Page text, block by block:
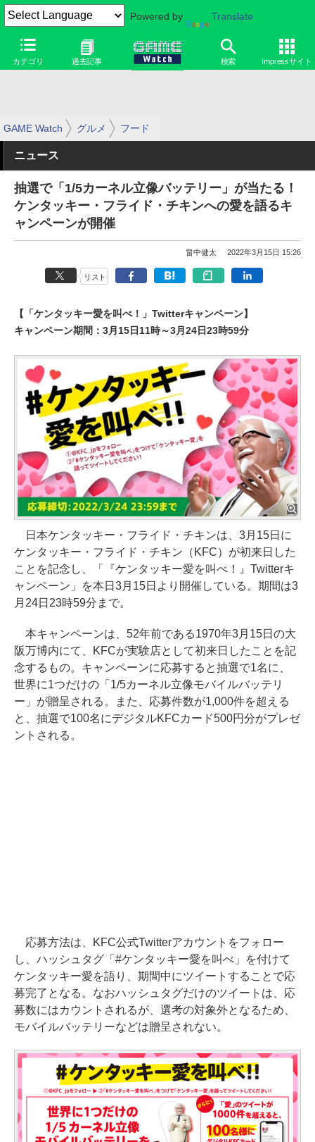
Powered by Translate
カテゴリ 過去記事 検索 Impressサイト
GAME Watch グルメ フード
ニュース
抽選で「1/5カーネル立像バッテリー」が当たる！
ケンタッキー・フライド・チキンへの愛を語るキ
ャンペーンが開催
畠中健太 2022年3月15日 15:26
リスト
【「ケンタッキー愛を叫べ！」Twitterキャンペーン】
キャンペーン期間：3月15日11時～3月24日23時59分
日本ケンタッキー・フライド・チキンは、3月15日に
ケンタッキー・フライド・チキン（KFC）が初来日した
ことを記念し、「『ケンタッキー愛を叫べ！』Twitterキ
ャンペーン」を本日3月15日より開催している。期間は3
月24日23時59分まで。
本キャンペーンは、52年前である1970年3月15日の大
阪万博内にて、KFCが実験店として初来日したことを記
念するもの。キャンペーンに応募すると抽選で1名に、
世界に1つだけの「1/5カーネル立像モバイルバッテリ
ー」が贈呈される。また、応募件数が1,000件を超える
と、抽選で100名にデジタルKFCカード500円分がプレゼ
ントされる。
応募方法は、KFC公式Twitterアカウントをフォロー
し、ハッシュタグ「#ケンタッキー愛を叫べ」を付けて
ケンタッキー愛を語り、期間中にツイートすることで応
募完了となる。なおハッシュタグだけのツイートは、応
募数にはカウントされるが、選考の対象外となるため、
モバイルバッテリーなどは贈呈されない。